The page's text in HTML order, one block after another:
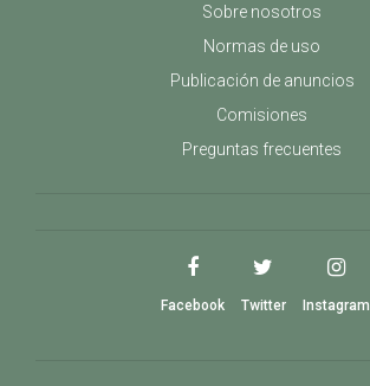
Sobre nosotros
Normas de uso
Publicación de anuncios
Comisiones
Preguntas frecuentes
Facebook Twitter Instagram